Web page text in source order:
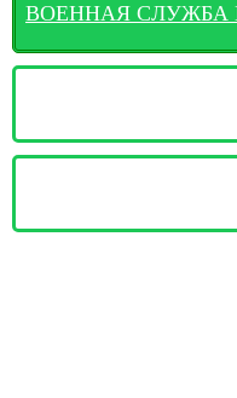
ВОЕННАЯ СЛУЖБА